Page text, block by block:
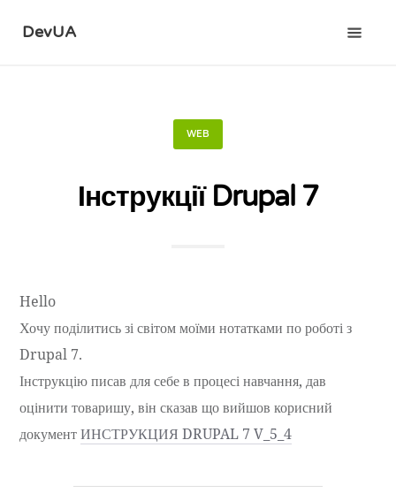
DevUA
WEB
Інструкції Drupal 7
Hello
Хочу поділитись зі світом моїми нотатками по роботі з
Drupal 7.
Інструкцію писав для себе в процесі навчання, дав
оцінити товаришу, він сказав що вийшов корисний
документИНСТРУКЦИЯ DRUPAL 7 V_5_4